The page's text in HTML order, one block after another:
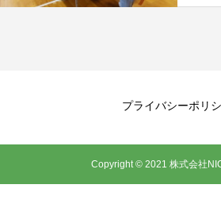
プライバシーポリ
Copyright © 2021 株式会社